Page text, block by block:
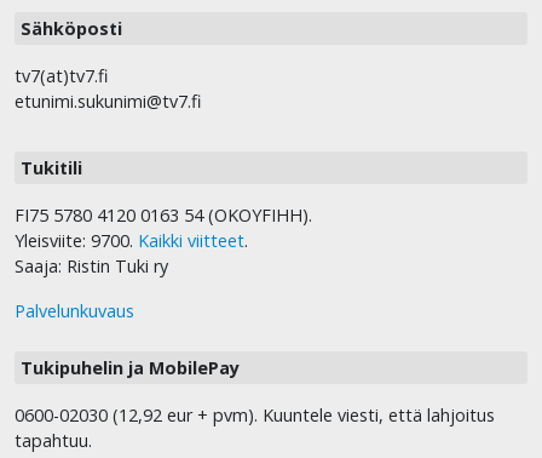
Sähköposti
tv7(at)tv7.fi
etunimi.sukunimi@tv7.fi
Tukitili
FI75 5780 4120 0163 54 (OKOYFIHH).
Yleisviite: 9700. Kaikki viitteet.
Saaja: Ristin Tuki ry
Palvelunkuvaus
Tukipuhelin ja MobilePay
0600-02030 (12,92 eur + pvm). Kuuntele viesti, että lahjoitus
tapahtuu.